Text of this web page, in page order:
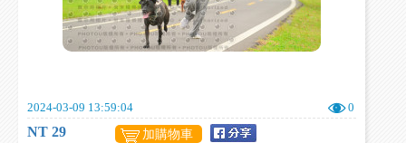
2024-03-09 13:59:04 0
NT 29 加購物車